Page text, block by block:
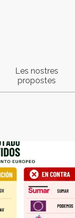
Les nostres
propostes